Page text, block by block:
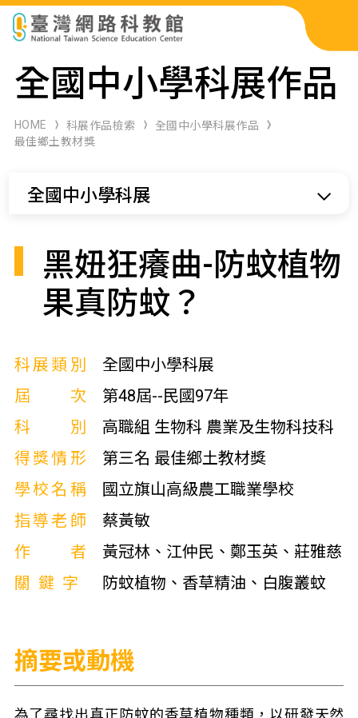
科展作品檢索
科學研習月刊
全國中小學科展作品
HOME 科展作品檢索
全國中小學科展作品
最佳鄉土教材獎
全國中小學科展
黑妞狂癢曲-防蚊植物
果真防蚊？
科展類別
全國中小學科展
屆次
第48屆--民國97年
科別
高職組 生物科 農業及生物科技科
得獎情形
第三名 最佳鄉土教材獎
學校名稱
國立旗山高級農工職業學校
指導老師
蔡黃敏
作者
黃冠林、江仲民、鄭玉英、莊雅慈
關鍵字
防蚊植物、香草精油、白腹叢蚊
摘要或動機
為了尋找出真正防蚊的香草植物種類，以研發天然